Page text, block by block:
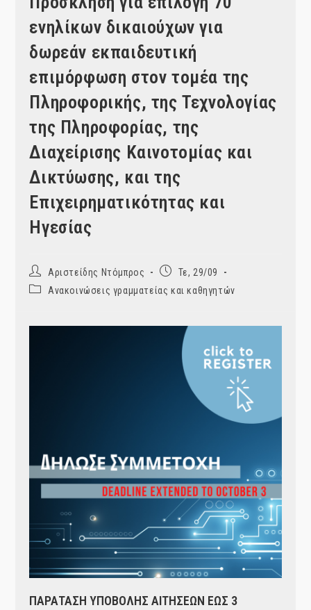
ενηλίκων δικαιούχων για
δωρεάν εκπαιδευτική
επιμόρφωση στον τομέα της
Πληροφορικής, της Τεχνολογίας
της Πληροφορίας, της
Διαχείρισης Καινοτομίας και
Δικτύωσης, και της
Επιχειρηματικότητας και
Ηγεσίας
Post
author:
Αριστείδης Ντόμπρος
PostΤε, 29/09
PostΑνακοινώσεις γραμματείας και καθηγητών
ΠΑΡΑΤΑΣΗ ΥΠΟΒΟΛΗΣ ΑΙΤΗΣΕΩΝ ΕΩΣ 3